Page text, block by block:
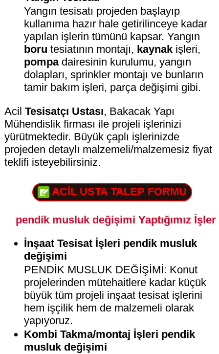
Yangın tesisatı projeden başlayıp
kullanıma hazır hale getirilinceye kadar
yapılan işlerin tümünü kapsar. Yangın
boru tesiatının montajı, kaynak işleri,
pompadairesinin kurulumu, yangın
dolapları, sprinkler montajı ve bunların
tamir bakım işleri, parça değişimi gibi.
AcilTesisatçı Ustası, Bakacak Yapı
Mühendislik firması ile projeli işlerinizi
yürütmektedir. Büyük çaplı işlerinizde
projeden detaylı malzemeli/malzemesiz fiyat
teklifi isteyebilirsiniz.
ACİL USTA TALEP FORMU
pendik musluk değişimi Yaptığımız İşler
İnşaat Tesisat İşleri pendik musluk
değişimi
PENDİK MUSLUK DEĞİŞİMİ: Konut
projelerinden mütehaitlere kadar küçük
büyük tüm projeli inşaat tesisat işlerini
hem işçilik hem de malzemeli olarak
yapıyoruz.
Kombi Takma/montaj İşleri pendik
musluk değişimi